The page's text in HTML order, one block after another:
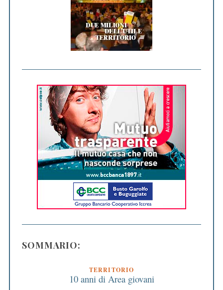
SOMMARIO:
TERRITORIO
10 anni di Area giovani